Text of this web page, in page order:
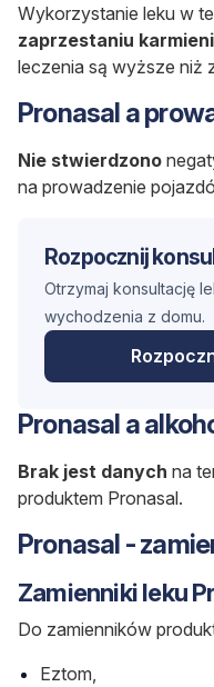
Wykorzystanie leku w
zaprzestaniu
leczenia są wyższe niż
Pronasal a
Nie stwierdzono
na prowadzenie
Rozpocznij
Otrzymaj konsultację
wychodzenia z domu.
Pronasal a
Brak jest danych na
produktem Pronasal.
Pronasal -
Zamienniki leku
Do zamienników
Eztom,